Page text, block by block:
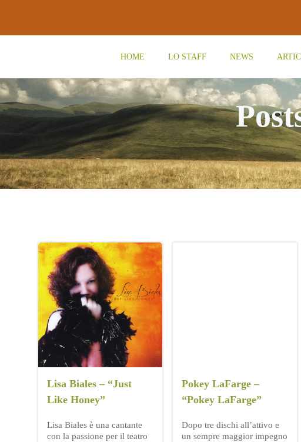
contenuto
HOME LO STAFF NEWS
Lisa Biales – “Just
Like Honey”
Lisa Biales è una cantante
con la passione per il teatro
Pokey LaFarge –
“Pokey LaFarge”
Dopo tre dischi all’attivo e
un sempre maggior impegno